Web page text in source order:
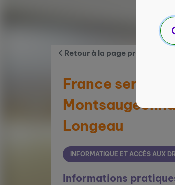
Retour à la page précédente
France
Longeau
INFORMATIQUE ET ACCÈS AUX
Informations